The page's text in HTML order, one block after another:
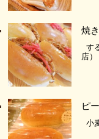
焼
す
店）
ピ
小